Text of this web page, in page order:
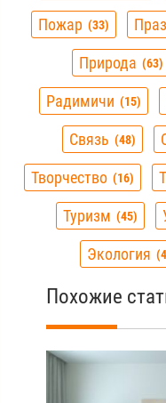
Пожар 33
Природа 63
Радимичи 15
Связь 48
Творчество 16
Туризм 45
Экология
Похожие